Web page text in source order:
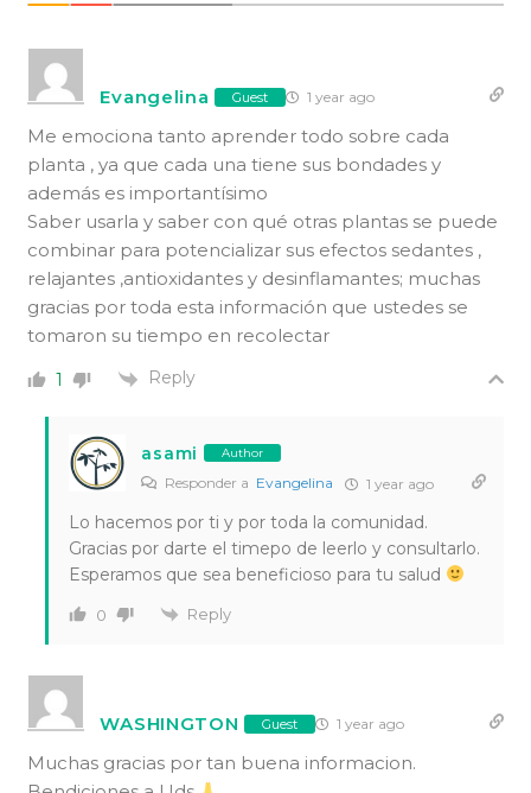
Evangelina Guest 1 year ago
Me emociona tanto aprender todo sobre cada
planta , ya que cada una tiene sus bondades y
además es importantísimo
Saber usarla y saber con qué otras plantas se puede
combinar para potencializar sus efectos sedantes ,
relajantes ,antioxidantes y desinflamantes; muchas
gracias por toda esta información que ustedes se
tomaron su tiempo en recolectar
1 Reply
asami Author
Responder a Evangelina 1 year ago
Lo hacemos por ti y por toda la comunidad.
Gracias por darte el timepo de leerlo y consultarlo.
Esperamos que sea beneficioso para tu salud
0 Reply
WASHINGTON Guest 1 year ago
Muchas gracias por tan buena informacion.